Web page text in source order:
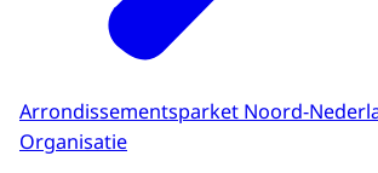
Arrondissementsparket Noord-
Organisatie